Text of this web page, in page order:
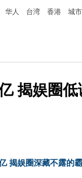
华人 台湾 香港 城市
揭娱圈